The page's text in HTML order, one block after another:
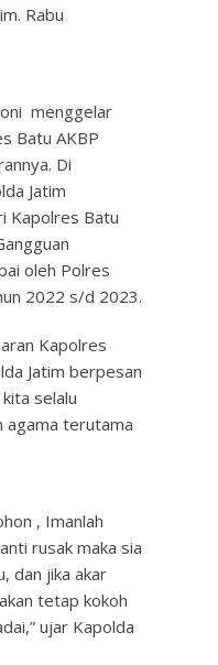
Rabu
menggelar
Batu AKBP
Di
Jatim
Kapolres Batu
oleh Polres
2022 s/d 2023.
Kapolres
Jatim berpesan
selalu
agama terutama
, Imanlah
rusak maka sia
dan jika akar
tetap kokoh
ujar Kapolda